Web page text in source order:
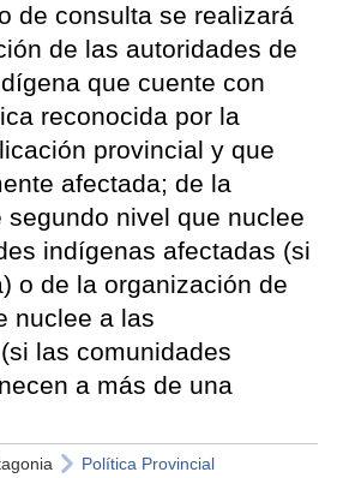
de consulta se realizará
de las autoridades de
que cuente con
reconocida por la
provincial y que
afectada; de la
segundo nivel que nuclee
indígenas afectadas (si
o de la organización de
nuclee a las
las comunidades
a más de una
Política Provincial